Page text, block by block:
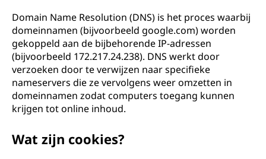
Domain Name Resolution (DNS) is het proces waarbij
domeinnamen (bijvoorbeeld google.com) worden
gekoppeld aan de bijbehorende IP-adressen
(bijvoorbeeld 172.217.24.238). DNS werkt door
verzoeken door te verwijzen naar specifieke
nameservers die ze vervolgens weer omzetten in
domeinnamen zodat computers toegang kunnen
krijgen tot online inhoud.
Wat zijn cookies?